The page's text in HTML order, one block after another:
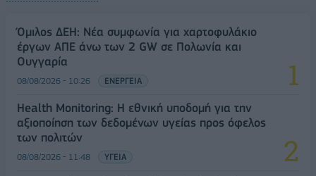
Όμιλος ΔΕΗ: Νέα συμφωνία για χαρτοφυλάκιο
έργων ΑΠΕ άνω των 2 GW σε Πολωνία και
Ουγγαρία
08/08/2026 - 10:26 ΕΝΕΡΓΕΙΑ
Health Monitoring: Η εθνική υποδομή για την
αξιοποίηση των δεδομένων υγείας προς όφελος
των πολιτών
08/08/2026 - 11:48 ΥΓΕΙΑ